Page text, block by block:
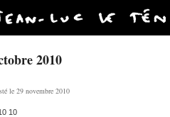
2010
le 29 novembre 2010
10